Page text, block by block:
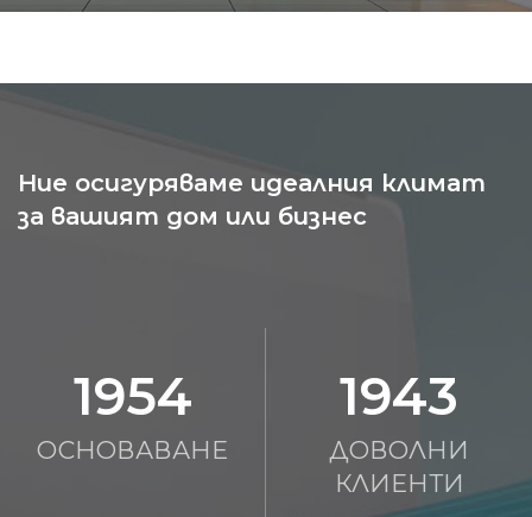
Ние осигуряваме идеалния климат
за вашият дом или бизнес
2012
ОСНОВАВАНЕ
2000
ДОВОЛНИ
КЛИЕНТИ